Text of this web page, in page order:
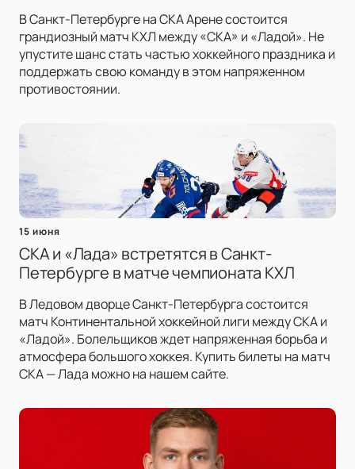
В Санкт-Петербурге на СКА Арене состоится
грандиозный матч КХЛ между «СКА» и «Ладой». Не
упустите шанс стать частью хоккейного праздника и
поддержать свою команду в этом напряженном
противостоянии.
15 июня
СКА и «Лада» встретятся в Санкт-
Петербурге в матче чемпионата КХЛ
В Ледовом дворце Санкт-Петербурга состоится
матч Континентальной хоккейной лиги между СКА и
«Ладой». Болельщиков ждет напряженная борьба и
атмосфера большого хоккея. Купить билеты на матч
СКА — Лада можно на нашем сайте.